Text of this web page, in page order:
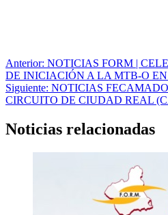
Navegación
de
entradas
Anterior: NOTICIAS FORM |
DE INICIACIÓN A LA MTB-O
Siguiente: NOTICIAS
CIRCUITO DE CIUDAD REAL
Noticias relacionadas